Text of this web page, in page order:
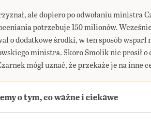
ale dopiero po odwołaniu ministra
potrzebuje 150 milionów.
o dodatkowe środki, w ten sposób
ministra. Skoro Smolik nie prosił
mógł uznać, że przekaże je na inne
o tym, co ważne i ciekawe